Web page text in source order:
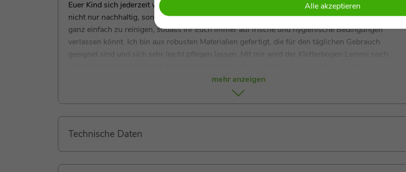
Euer Kind sich jederzeit wohlfühlt. Das Beste daran? Ich bin handgefertigt in Europa und somit
nicht nur nachhaltig, sondern auch von höchster Qualität. Durch den abnehmbaren Bezug bin ich
ganz einfach zu reinigen, sodass IhrEuchimmer auf frische und hygienische Bedingungen
verlassen könnt. Ich bin aus robusten Materialien gefertigt, die für den täglichen Gebrauch
geeignet sind und sich sehr leicht pflegen lassen. Mit mir wird der Kletterbogen
Schlafgelegenheit umzuwandeln – perfekt für kleine Abenteurer nach einem Tag voller Spiel und
mehr anzeigen
Technische Daten
Alle akzeptieren